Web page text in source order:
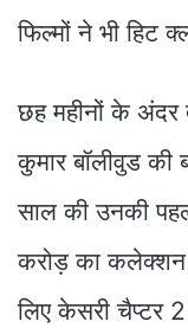
फिल्मों ने भी हिट
छह महीनों के अंदर
कुमार बॉलीवुड की
साल की उनकी
करोड़ का कलेक्शन
लिए केसरी चैप्टर